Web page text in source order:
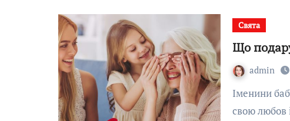
Свята
Що
admin
Іменини бабусі — особливий привід, щоб виразити їй
свою любов